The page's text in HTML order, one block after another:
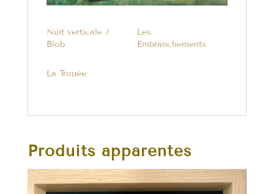
Nuit verticale /
Blob
Les
Embranchements
La Trouée
Produits apparentés